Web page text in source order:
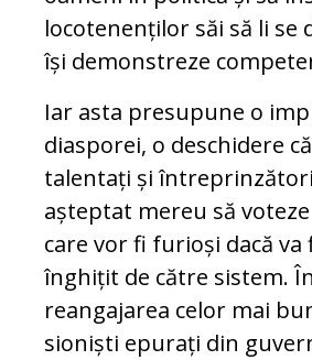
locotenenților săi să li se
își demonstreze
Iar asta presupune o
diasporei, o deschidere
talentați și
așteptat mereu să
care vor fi furioși dacă va
înghițit de către sistem.
reangajarea celor mai
sioniști epurați din